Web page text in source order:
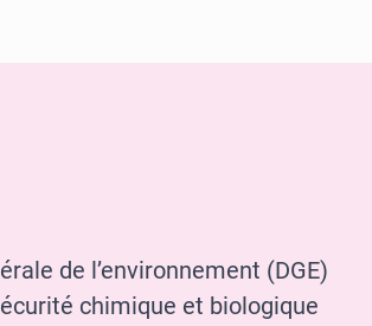
de l’environnement (DGE)
chimique et biologique